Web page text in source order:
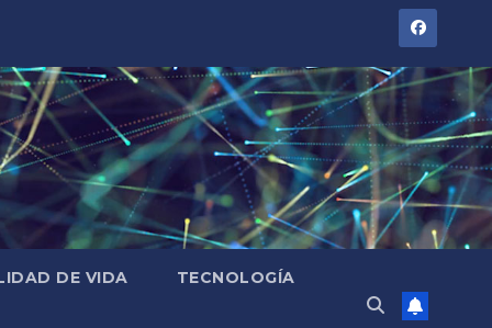
DE VIDA TECNOLOGÍA